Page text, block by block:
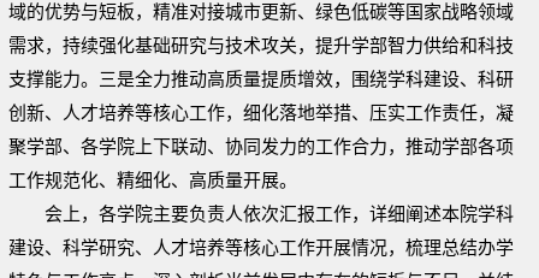
域的优势与短板，精准对接城市更新、绿色低碳等国家战略领域
需求，持续强化基础研究与技术攻关，提升学部智力供给和科技
支撑能力。三是全力推动高质量提质增效，围绕学科建设、科研
创新、人才培养等核心工作，细化落地举措、压实工作责任，凝
聚学部、各学院上下联动、协同发力的工作合力，推动学部各项
工作规范化、精细化、高质量开展。
会上，各学院主要负责人依次汇报工作，详细阐述本院学科
建设、科学研究、人才培养等核心工作开展情况，梳理总结办学